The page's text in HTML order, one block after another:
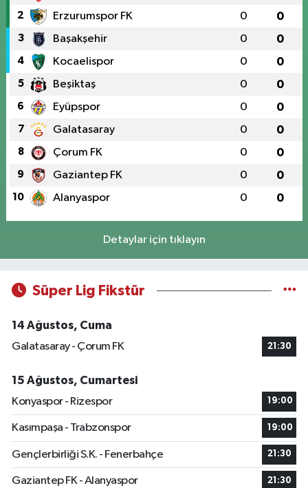
2 Erzurumspor FK 0 0
3 Başakşehir 0 0
4 Kocaelispor 0 0
5 Beşiktaş 0 0
6 Eyüpspor 0 0
7 Galatasaray 0 0
8 Çorum FK 0 0
9 Gaziantep FK 0 0
10 Alanyaspor 0 0
Detaylar için tıklayın
Süper Lig Fikstür
14 Ağustos, Cuma
Galatasaray - Çorum FK
21:30
15 Ağustos, Cumartesi
Konyaspor - Rizespor
19:00
Kasımpaşa - Trabzonspor 19:00
Gençlerbirliği S.K. - Fenerbahçe 21:30
Gaziantep FK - Alanyaspor 21:30